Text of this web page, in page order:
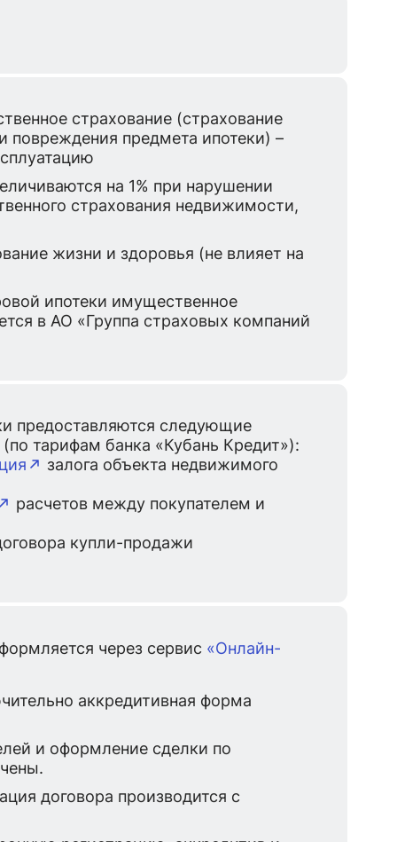
страхование (страхование
повреждения предмета ипотеки) –
на 1% при нарушении
страхования недвижимости,
жизни и здоровья (не влияет на
ипотеки имущественное
в АО «Группа страховых компаний
предоставляются следующие
тарифам банка «Кубань Кредит»):
залога объекта недвижимого
расчетов между покупателем и
купли-продажи
через сервис «Онлайн-
аккредитивная форма
и оформление сделки по
договора производится с